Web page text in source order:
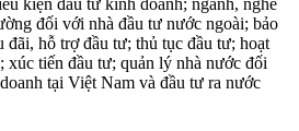
kiện đầu tư kinh doanh; ngành, nghề
đối với nhà đầu tư nước ngoài; bảo
đãi, hỗ trợ đầu tư; thủ tục đầu tư; hoạt
xúc tiến đầu tư; quản lý nhà nước đối
tại Việt Nam và đầu tư ra nước